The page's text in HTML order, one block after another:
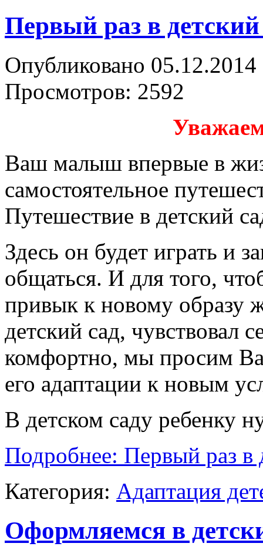
Первый раз в детский
Опубликовано
Просмотров: 2592
Ваш малыш впервые в
самостоятельное
Путешествие в детский
Здесь он будет играть и
общаться. И для того,
привык к новому образу
детский сад, чувствовал
комфортно, мы просим
его адаптации к новым
В детском саду ребенку
Подробнее: Первый раз в
Категория: Адаптация
Оформляемся в